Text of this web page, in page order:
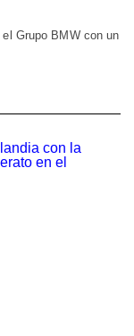
Grupo BMW con un